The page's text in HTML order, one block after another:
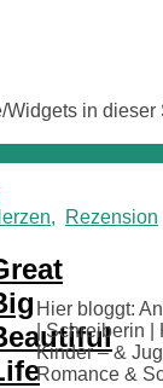
Widgets in dieser
, Rezension
Hier bloggt:
| Schreiberin |
Kinder – &
Romance &